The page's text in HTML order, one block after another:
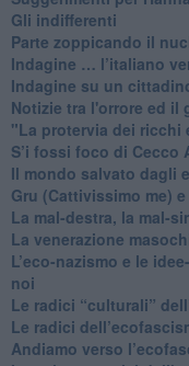
​Gli indifferenti
Parte zoppicando il
​Indagine … l’italiano
Indagine su un
Notizie tra l'orrore ed il
"La protervia dei ricchi
S’i fossi foco di Cecco
​Il mondo salvato dagli
Gru (Cattivissimo me)
​La mal-destra, la mal-
​La venerazione
​L’eco-nazismo e le
noi
​Le radici “culturali”
Le radici
Andiamo verso